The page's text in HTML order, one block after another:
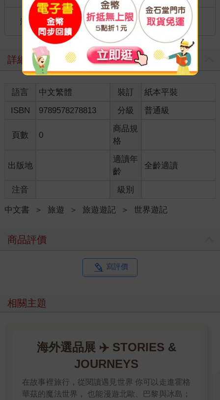
海外
國際快遞：全球
港澳店取：
詳細資料
語言 中文繁體 裝訂
紙本平裝
ISBN
9789578278813 分級 普通級
頁數 0
商品規
格
出版地
適讀年
齡
全齡適讀
注音 級別
中文書 ＞ 旅遊 ＞ 旅遊遊記 ＞ 世界遊記
商品評價
寫評價
相關主題
海外選品展 ✈️ STORIES &
JOURNEYS
在故事裡旅行，從閱讀遇見世界 你可以走進霍格
華茲的魔法世界， 也能漫遊北歐、巴黎與冰島；